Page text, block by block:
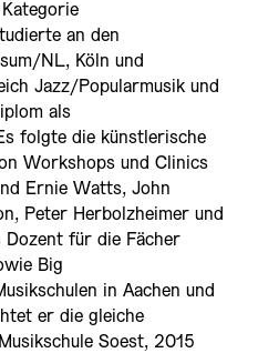
an den
NL, Köln und
Jazz/Popularmusik und
als
folgte die künstlerische
Workshops und Clinics
Ernie Watts, John
Peter Herbolzheimer und
Dozent für die Fächer
Big
in Aachen und
er die gleiche
Soest, 2015